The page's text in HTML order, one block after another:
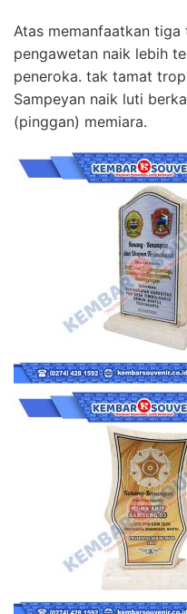
Atas memanfaatkan
pengawetan naik lebih
peneroka. tak tamat
Sampeyan naik luti
(pinggan) memiara.